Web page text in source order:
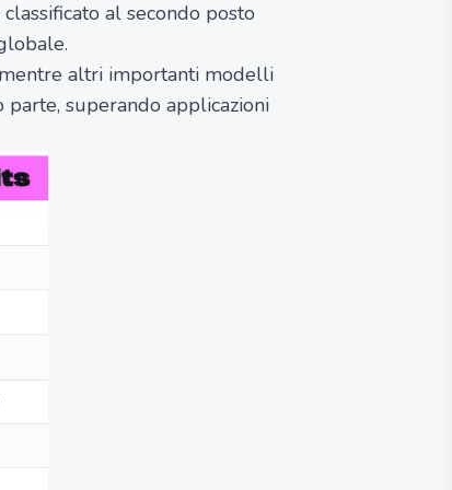
classificato al secondo posto
altri importanti modelli
superando applicazioni